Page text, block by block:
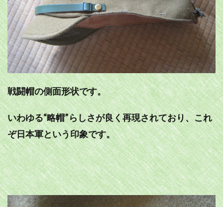
戦闘帽の側面形状です。
いわゆる“略帽”らしさが良く再現されており、これ
ぞ日本軍という印象です。